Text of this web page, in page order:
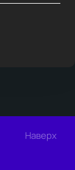
Наверх